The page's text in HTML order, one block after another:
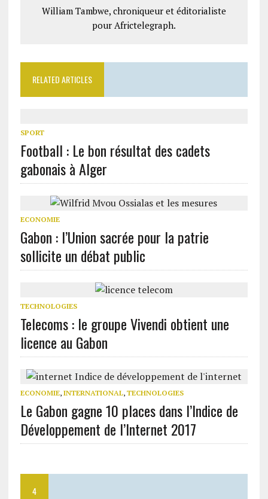
William Tambwe, chroniqueur et éditorialiste
pour Africtelegraph.
RELATED ARTICLES
SPORT
Football : Le bon résultat des cadets
gabonais à Alger
ECONOMIE
Gabon : l’Union sacrée pour la patrie
sollicite un débat public
TECHNOLOGIES
Telecoms : le groupe Vivendi obtient une
licence au Gabon
ECONOMIE, INTERNATIONAL, TECHNOLOGIES
Le Gabon gagne 10 places dans l’Indice de
Développement de l’Internet 2017
4